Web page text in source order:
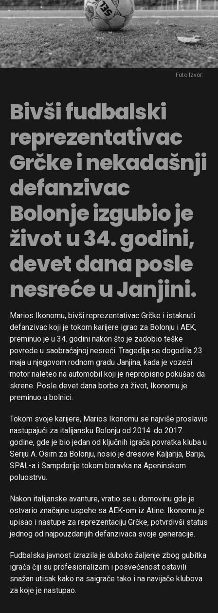
Foto Izvor:
Bivši fudbalski
reprezentativac
Grčke i nekadašnji
defanzivac
Bolonje izgubio je
život u 34. godini,
devet dana posle
nesreće u Janjini.
Marios Ikonomu, bivši reprezentativac Grčke i istaknuti
defanzivac koji je tokom karijere igrao za Bolonju i AEK,
preminuo je u 34. godini nakon što je zadobio teške
povrede u saobraćajnoj nesreći. Tragedija se dogodila 23.
maja u njegovom rodnom gradu Janjina, kada je vozeći
motor naleteo na automobil koji je nepropisno pokušao da
skrene. Posle devet dana borbe za život, Ikonomu je
preminuo u bolnici.
Tokom svoje karijere, Marios Ikonomu se najviše proslavio
nastupajući za italijansku Bolonju od 2014. do 2017.
godine, gde je bio jedan od ključnih igrača povratka kluba u
Seriju A. Osim za Bolonju, nosio je dresove Kaljarija, Barija,
SPAL-a i Sampdorije tokom boravka na Apeninskom
poluostrvu.
Nakon italijanske avanture, vratio se u domovinu gde je
ostvario značajne uspehe sa AEK-om iz Atine. Ikonomu je
upisao i nastupe za reprezentaciju Grčke, potvrdivši status
jednog od najpouzdanijih defanzivaca svoje generacije.
Fudbalska javnost izrazila je duboko žaljenje zbog gubitka
igrača čiji su profesionalizam i posvećenost ostavili
snažan utisak kako na saigrače tako i na navijače klubova
za koje je nastupao.
Flipboard
Whatsapp
Email